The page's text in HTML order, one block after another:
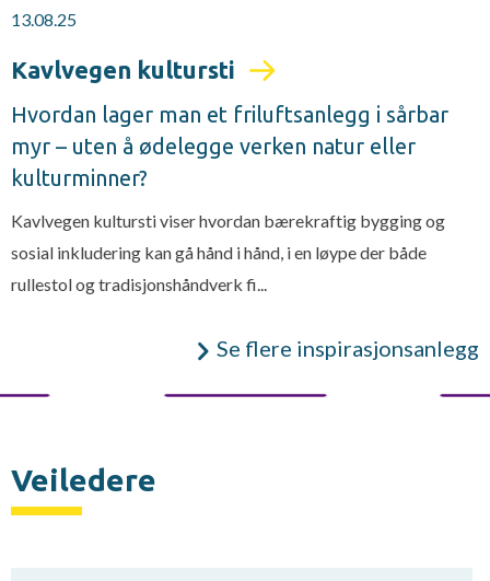
13.08.25
Kavlvegen kultursti
Hvordan lager man et friluftsanlegg i sårbar
myr – uten å ødelegge verken natur eller
kulturminner?
Kavlvegen kultursti viser hvordan bærekraftig bygging og
sosial inkludering kan gå hånd i hånd, i en løype der både
rullestol og tradisjonshåndverk fi...
Se flere inspirasjonsanlegg
Veiledere